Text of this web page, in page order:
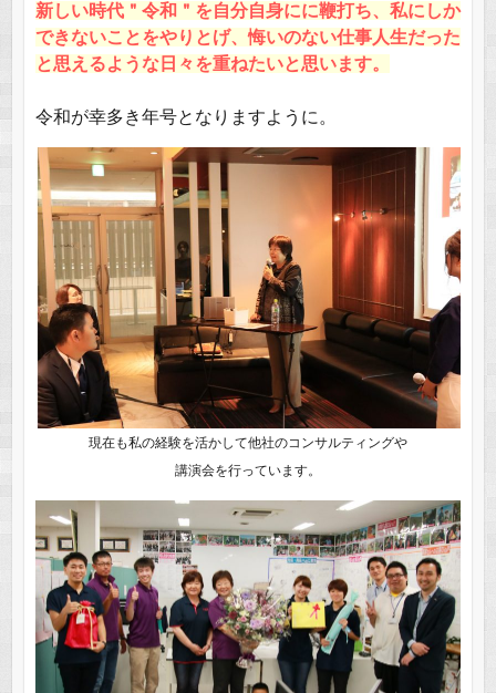
新しい時代＂令和＂を自分自身にに鞭打ち、私にしか
できないことをやりとげ、悔いのない仕事人生だった
と思えるような日々を重ねたいと思います。
令和が幸多き年号となりますように。
現在も私の経験を活かして他社のコンサルティングや
講演会を行っています。